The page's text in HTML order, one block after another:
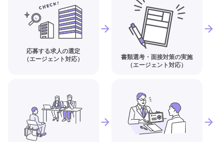
応募する求人の選定
（エージェント対応）
書類選考・面接対策の実施
（エージェント対応）